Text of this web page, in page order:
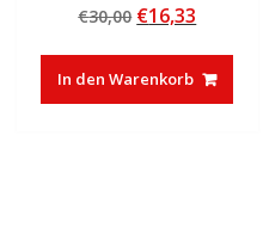
4.50
von 5
€30,00 Ursprünglicher
war:
€30,00
€16,33
ist:
€16,33.
In den Warenkorb